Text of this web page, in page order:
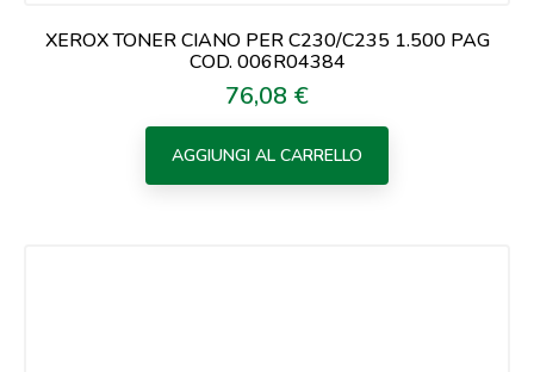
XEROX TONER CIANO PER C230/C235 1.500 PAG
COD. 006R04384
Prezzo
76,08 €
AGGIUNGI AL CARRELLO